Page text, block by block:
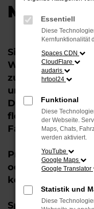
MIETEN
Sie planen einen
zusätzlichen
uns im Autohaus
Dachboxen und
flexibel, sicher
Fahrzeugmodelle.
Profitieren Sie
oder
komfortabel und
Sprechen Sie uns
Essentiell
Diese
Kernfunktionalität
Spaces CDN
CloudFlare
audaris
hrtool24
Funktional
Diese
der Webseite.
Maps, Chats,
werden aktiviert.
YouTube
Google Maps
Google Translator
Statistik und
Diese